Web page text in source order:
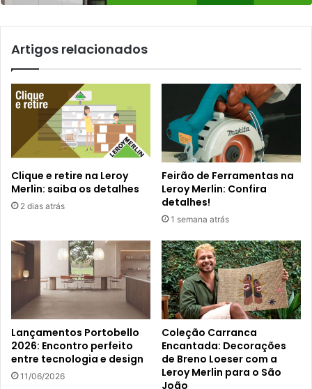
Artigos relacionados
Clique e retire na Leroy
Merlin: saiba os detalhes
2 dias atrás
Feirão de Ferramentas na
Leroy Merlin: Confira
detalhes!
1 semana atrás
Lançamentos Portobello
2026: Encontro perfeito
entre tecnologia e design
11/06/2026
Coleção Carranca
Encantada: Decorações
de Breno Loeser com a
Leroy Merlin para o São
João